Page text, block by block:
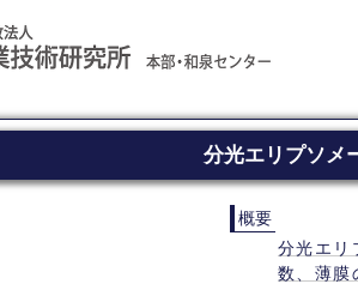
分光エリプソメ
概要
分光エリ
数、薄膜